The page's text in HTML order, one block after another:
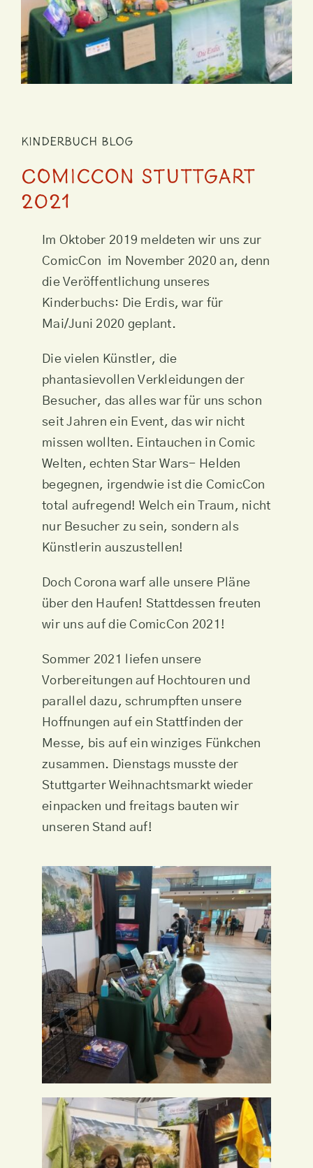
Kinderbuch Blog
ComicCon Stuttgart
2021
Im Oktober 2019 meldeten wir uns zur
ComicCon im November 2020 an, denn
die Veröffentlichung unseres
Kinderbuchs: Die Erdis, war für
Mai/Juni 2020 geplant.
Die vielen Künstler, die
phantasievollen Verkleidungen der
Besucher, das alles war für uns schon
seit Jahren ein Event, das wir nicht
missen wollten. Eintauchen in Comic
Welten, echten Star Wars- Helden
begegnen, irgendwie ist die ComicCon
total aufregend! Welch ein Traum, nicht
nur Besucher zu sein, sondern als
Künstlerin auszustellen!
Doch Corona warf alle unsere Pläne
über den Haufen! Stattdessen freuten
wir uns auf die ComicCon 2021!
Sommer 2021 liefen unsere
Vorbereitungen auf Hochtouren und
parallel dazu, schrumpften unsere
Hoffnungen auf ein Stattfinden der
Messe, bis auf ein winziges Fünkchen
zusammen. Dienstags musste der
Stuttgarter Weihnachtsmarkt wieder
einpacken und freitags bauten wir
unseren Stand auf!